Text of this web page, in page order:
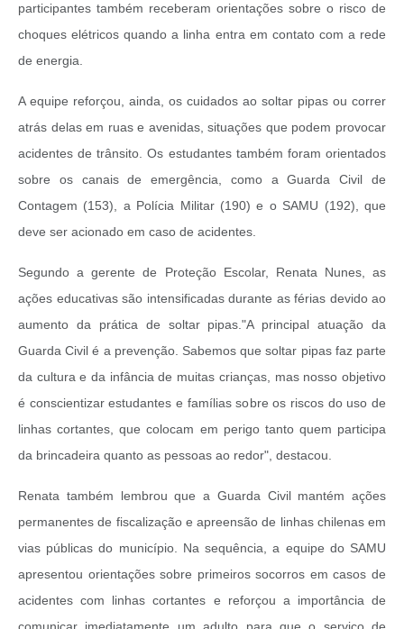
participantes também receberam orientações sobre o risco de
choques elétricos quando a linha entra em contato com a rede
de energia.
A equipe reforçou, ainda, os cuidados ao soltar pipas ou correr
atrás delas em ruas e avenidas, situações que podem provocar
acidentes de trânsito. Os estudantes também foram orientados
sobre os canais de emergência, como a Guarda Civil de
Contagem (153), a Polícia Militar (190) e o SAMU (192), que
deve ser acionado em caso de acidentes.
Segundo a gerente de Proteção Escolar, Renata Nunes, as
ações educativas são intensificadas durante as férias devido ao
aumento da prática de soltar pipas."A principal atuação da
Guarda Civil é a prevenção. Sabemos que soltar pipas faz parte
da cultura e da infância de muitas crianças, mas nosso objetivo
é conscientizar estudantes e famílias sobre os riscos do uso de
linhas cortantes, que colocam em perigo tanto quem participa
da brincadeira quanto as pessoas ao redor", destacou.
Renata também lembrou que a Guarda Civil mantém ações
permanentes de fiscalização e apreensão de linhas chilenas em
vias públicas do município. Na sequência, a equipe do SAMU
apresentou orientações sobre primeiros socorros em casos de
acidentes com linhas cortantes e reforçou a importância de